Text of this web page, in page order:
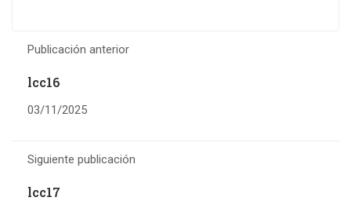
Publicación anterior
lcc16
03/11/2025
Siguiente publicación
lcc17